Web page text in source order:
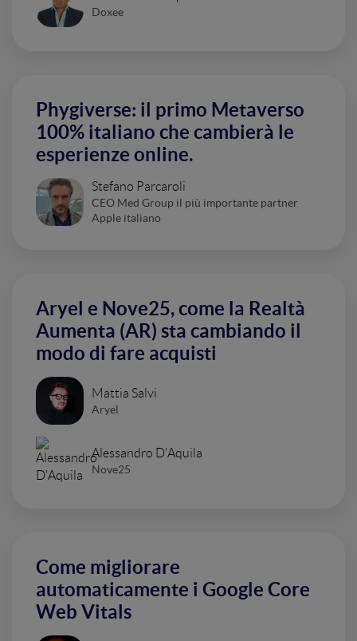
Doxee
Phygiverse: il primo Metaverso
100% italiano che cambierà le
esperienze online.
Stefano Parcaroli
CEO Med Group il più importante partner
Apple italiano
Aryel e Nove25, come la Realtà
Aumenta (AR) sta cambiando il
modo di fare acquisti
Mattia Salvi
Aryel
Alessandro D'Aquila
Nove25
Come migliorare
automaticamente i Google Core
Web Vitals